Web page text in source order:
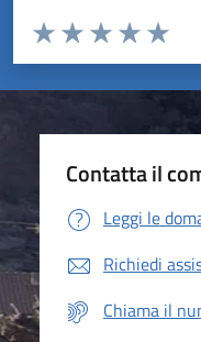
Valuta da 1 a 5 stelle la
Valuta
Valuta 4
Valuta 3 stelle
Valuta 2 stelle su 5
Valuta 1 stelle su 5
Contatta il
Leggi le
Richiedi
Chiama il